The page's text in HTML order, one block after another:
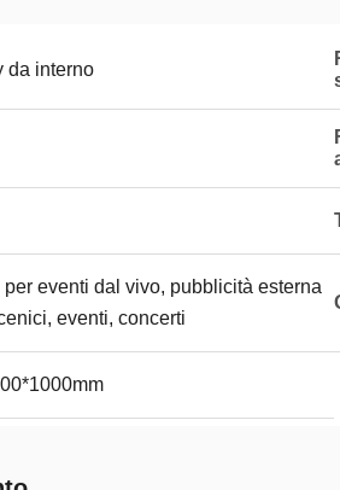
da interno
eventi dal vivo, pubblicità esterna
eventi, concerti